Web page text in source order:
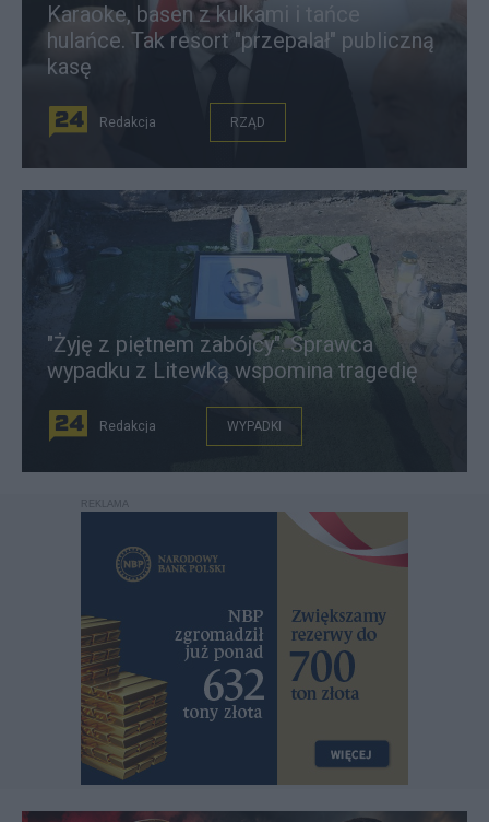
Karaoke, basen z kulkami i tańce
hulańce. Tak resort "przepalał" publiczną
kasę
Redakcja RZĄD
"Żyję z piętnem zabójcy". Sprawca
wypadku z Litewką wspomina tragedię
Redakcja WYPADKI